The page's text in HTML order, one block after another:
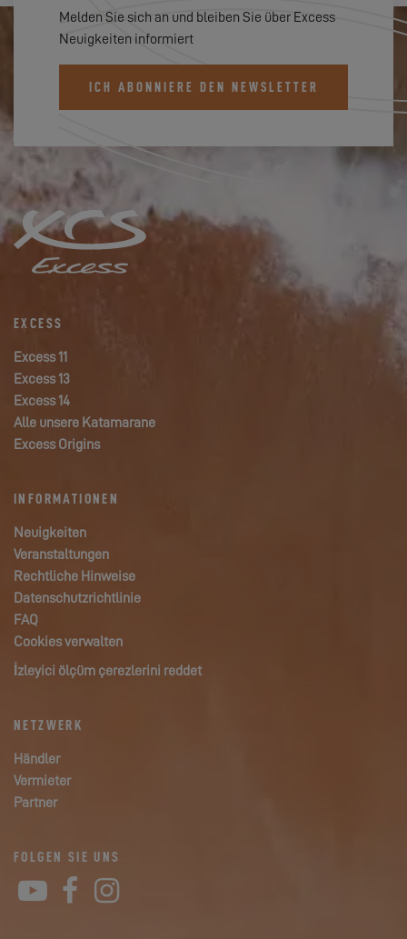
Melden Sie sich an und bleiben Sie über Excess
Neuigkeiten informiert
ICH ABONNIERE DEN NEWSLETTER
EXCESS
Excess 11
Excess 13
Excess 14
Alle unsere Katamarane
Excess Origins
INFORMATIONEN
Neuigkeiten
Veranstaltungen
Rechtliche Hinweise
Datenschutzrichtlinie
FAQ
Cookies verwalten
İzleyici ölçüm çerezlerini reddet
NETZWERK
Händler
Vermieter
Partner
FOLGEN SIE UNS
YouTube
Facebook
Instagram